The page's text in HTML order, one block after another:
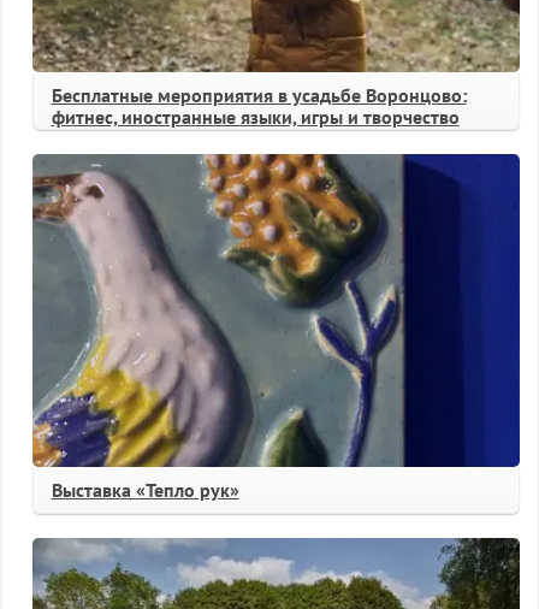
Бесплатные мероприятия в усадьбе Воронцово:
фитнес, иностранные языки, игры и творчество
Выставка «Тепло рук»